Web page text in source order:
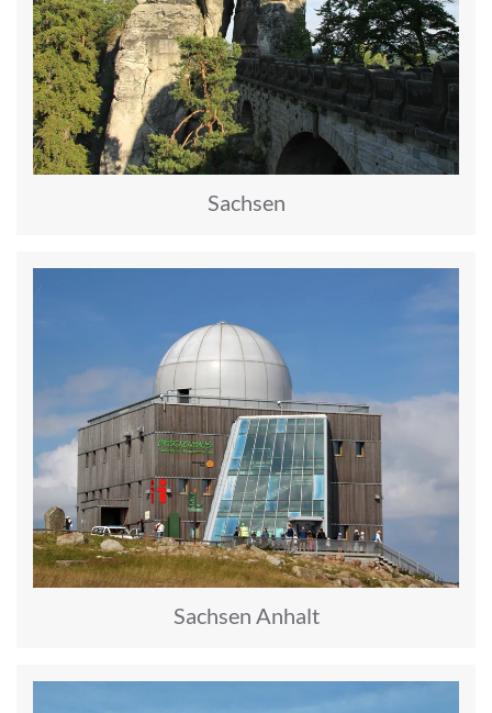
Sachsen
Sachsen Anhalt